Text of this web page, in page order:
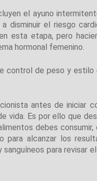
el ayuno
disminuir el riesgo
esta etapa, pero
hormonal femenino.
control de peso y
antes de iniciar
vida. Es por ello que
debes
alcanzar los
para revisar